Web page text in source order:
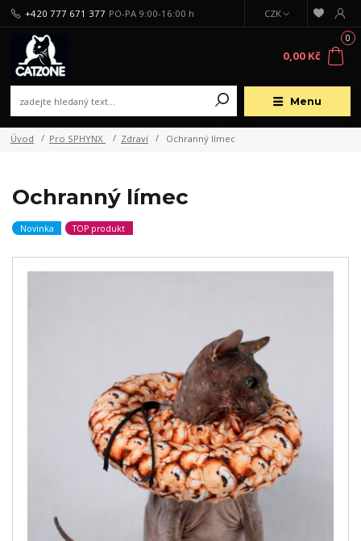
Menu
CZK
+420 777 671 377 PO-PA 9:00-16:00 h
0
0,00 Kč
Úvod Pro SPHYNX Zdraví Ochranný límec
Ochranný límec
Novinka TOP produkt